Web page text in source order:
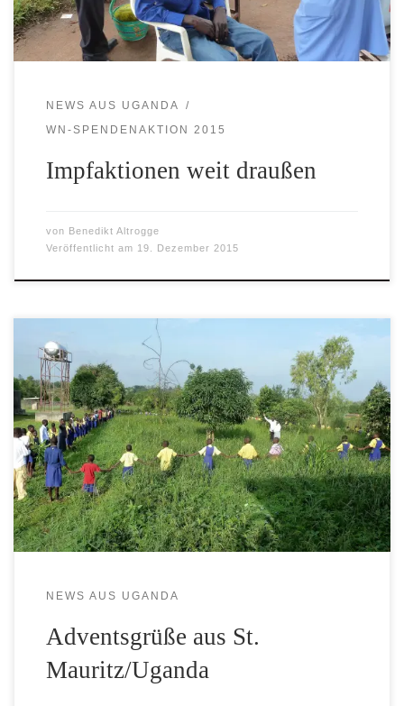
Wasser. Als bäuerliche Selbstversorger […]
NEWS AUS UGANDA
WN-SPENDENAKTION 2015
Impfaktionen weit draußen
von Benedikt Altrogge
Veröffentlicht am 19. Dezember 2015
Ulrich Schmitz-Hövener, Vorstandsmitglied der Uganda-
Hilfe St. Mauritz, war vor kurzem in Uganda und berichtet
von seiner Reise: Mit herzlichen Adventsgrüßen unserer
Partnergemeinde St. Mauritz Obiya Palaro in Norduganda
im Gepäck bin ich wieder im nasskalten Münster. Der
Besuch des Hlg. Vaters Pope Francis in Kampala und der
Gottesdienst auf dem […]
NEWS AUS UGANDA
Adventsgrüße aus St.
Mauritz/Uganda